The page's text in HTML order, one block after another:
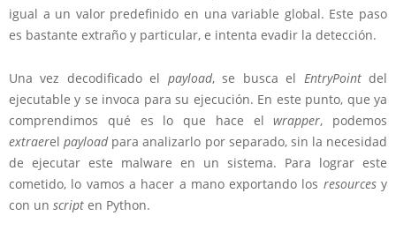
igual a un valor predefinido en una variable global. Este paso
es bastante extraño y particular, e intenta evadir la detección.
Una vez decodificado el payload, se busca el EntryPointdel
ejecutable y se invoca para su ejecución. En este punto, que ya
comprendimos qué es lo que hace elwrapper, podemos
extraerelpayloadpara analizarlo por separado, sin la necesidad
de ejecutar este malware en un sistema. Para lograr este
cometido, lo vamos a hacer a mano exportando los resourcesy
con un script en Python.